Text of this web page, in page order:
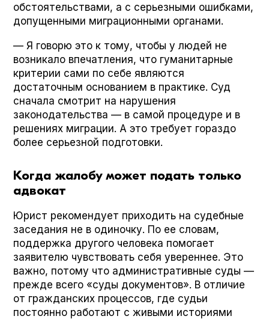
обстоятельствами, а с серьезными ошибками,
допущенными миграционными органами.
— Я говорю это к тому, чтобы у людей не
возникало впечатления, что гуманитарные
критерии сами по себе являются
достаточным основанием в практике. Суд
сначала смотрит на нарушения
законодательства — в самой процедуре и в
решениях миграции. А это требует гораздо
более серьезной подготовки.
Когда жалобу может подать только
адвокат
Юрист рекомендует приходить на судебные
заседания не в одиночку. По ее словам,
поддержка другого человека помогает
заявителю чувствовать себя увереннее. Это
важно, потому что административные суды —
прежде всего «суды документов». В отличие
от гражданских процессов, где судьи
постоянно работают с живыми историями